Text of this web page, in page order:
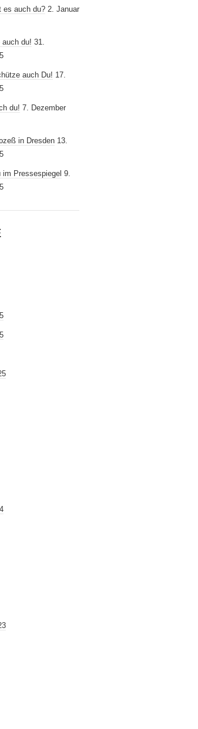
es auch du? 2. Januar
auch du! 31.
auch Du! 17.
du! 7. Dezember
in Dresden 13.
im Pressespiegel 9.